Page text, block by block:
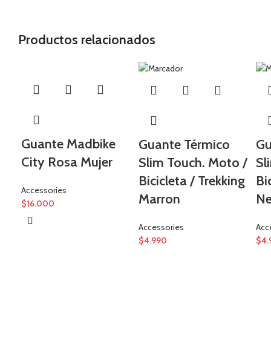
Productos relacionados
Guante Madbike
City Rosa Mujer
Accessories
$16.000
Guante Térmico
Slim Touch. Moto /
Bicicleta / Trekking
Marron
Accessories
$4.990
$